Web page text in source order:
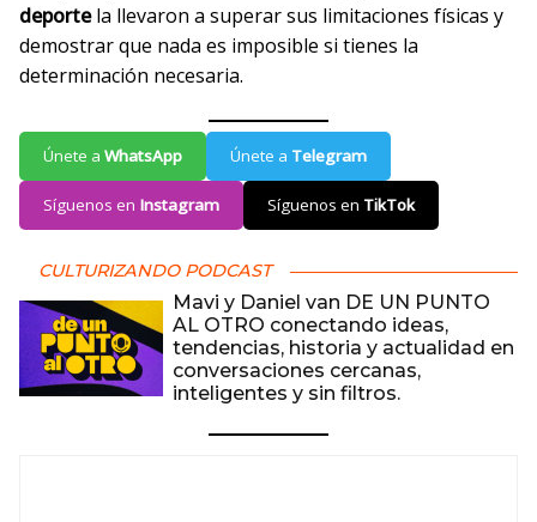
deportela llevaron a superar sus limitaciones físicas y
demostrar que nada es imposible si tienes la
determinación necesaria.
Únete a WhatsApp Únete a Telegram
Síguenos en Instagram Síguenos en TikTok
CULTURIZANDO PODCAST
Mavi y Daniel van DE UN PUNTO
AL OTRO conectando ideas,
tendencias, historia y actualidad en
conversaciones cercanas,
inteligentes y sin filtros.